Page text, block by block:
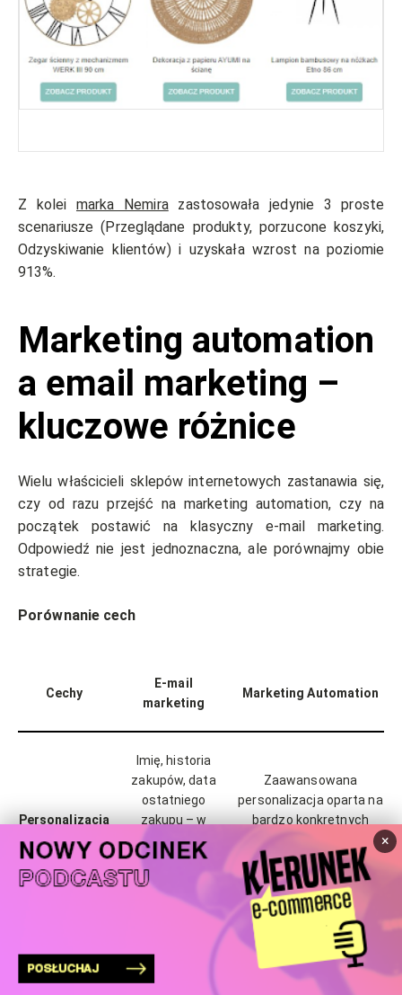
Z kolei marka Nemirazastosowała jedynie 3 proste
scenariusze (Przeglądane produkty, porzucone koszyki,
Odzyskiwanie klientów) i uzyskała wzrost na poziomie
913%.
Marketing automation
a email marketing –
kluczowe różnice
Wielu właścicieli sklepów internetowych zastanawia się,
czy od razu przejść na marketing automation, czy na
początek postawić na klasyczny e-mail marketing.
Odpowiedź nie jest jednoznaczna, ale porównajmy obie
strategie.
Porównanie cech
Cechy
E-mail
marketing
Marketing Automation
Personalizacja
Imię, historia
zakupów, data
ostatniego
zakupu – w
zależności od
użytej
segmentacji
Zaawansowana
personalizacja oparta na
bardzo konkretnych
użytkowników
Automatyzacja
marketingu
manualna
wysyłka maili*
Automatyczne
scenariusze na
podstawie zachowań
×